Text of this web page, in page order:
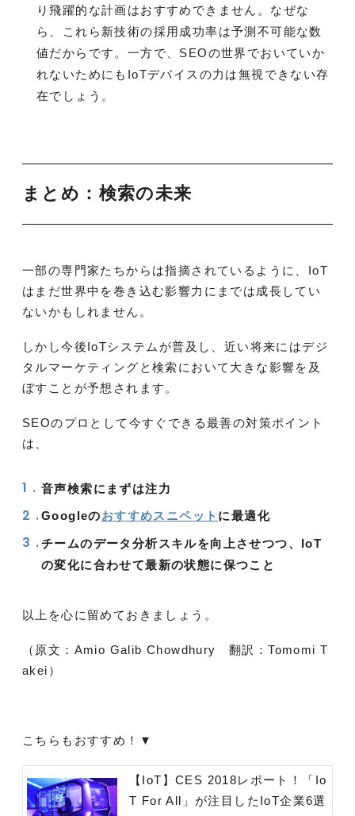
り飛躍的な計画はおすすめできません。なぜな
ら、これら新技術の採用成功率は予測不可能な数
値だからです。一方で、SEOの世界でおいていか
れないためにもIoTデバイスの力は無視できない存
在でしょう。
まとめ：検索の未来
一部の専門家たちからは指摘されているように、IoT
はまだ世界中を巻き込む影響力にまでは成長してい
ないかもしれません。
しかし今後IoTシステムが普及し、近い将来にはデジ
タルマーケティングと検索において大きな影響を及
ぼすことが予想されます。
SEOのプロとして今すぐできる最善の対策ポイント
は、
音声検索にまずは注力
Googleのおすすめスニペット に最適化
チームのデータ分析スキルを向上させつつ、IoT
の変化に合わせて最新の状態に保つこと
以上を心に留めておきましょう。
（原文：Amio Galib Chowdhury 翻訳：Tomomi T
akei）
こちらもおすすめ！▼
【IoT】CES 2018レポート！「Io
T For All」が注目したIoT企業6選